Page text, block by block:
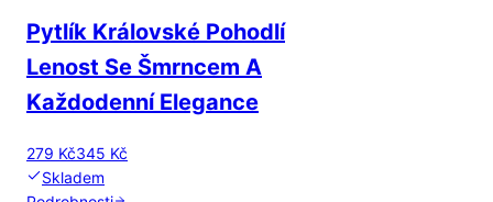
Pytlík Královské Pohodlí
Lenost Se Šmrncem A
Každodenní Elegance
279 Kč345 Kč
Skladem